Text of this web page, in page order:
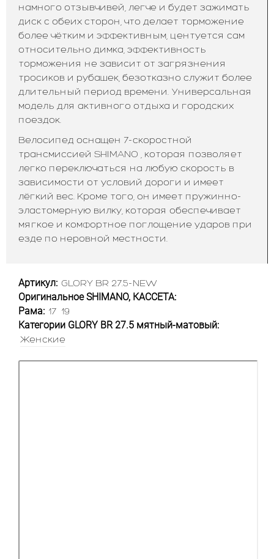
намного отзывчивей, легче и будет зажимать
диск с обеих сторон, что делает торможение
более чётким и эффективным, центуется сам
относительно димка, эффективность
торможения не зависит от загрязнения
тросиков и рубашек, безотказно служит более
длительный период времени. Универсальная
модель для активного отдыха и городских
поездок.
Велосипед оснащен 7-скоростной
трансмиссией SHIMANO , которая позволяет
легко переключаться на любую скорость в
зависимости от условий дороги и имеет
лёгкий вес. Кроме того, он имеет пружинно-
эластомерную вилку, которая обеспечивает
мягкое и комфортное поглощение ударов при
езде по неровной местности.
Артикул: GLORY BR 27.5-NEW
Оригинальное SHIMANO, КАССЕТА:
Рама: 17 19
Категории GLORY BR 27.5 мятный-матовый:
Женские